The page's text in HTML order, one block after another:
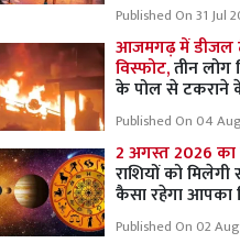
Published On 31 Jul
आजमगढ़ में डीजल
विस्फोट,तीन लोग
के पोल से टकराने
Published On 04
2 अगस्त 2026 का
राशियों को
कैसा रहेगा आपका
Published On 02